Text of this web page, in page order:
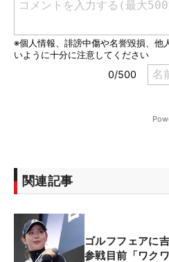
関連記事
ゴルフフェアに
参戦目前「ワク